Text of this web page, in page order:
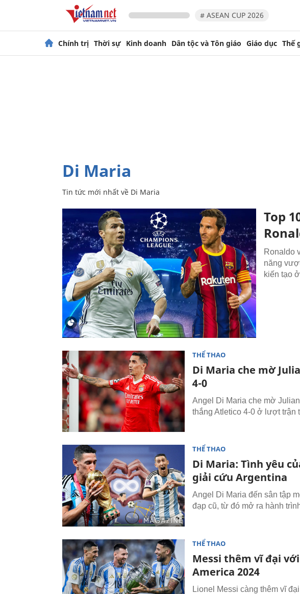
# ASEAN CUP 2026
Chính trị Thời sự Kinh doanh Dân tộc và Tôn giáo Giáo dục Thế
Di Maria
Tin tức mới nhất về Di Maria
Top
Ronaldo
năng
kiến tạo
THỂ THAO
Di Maria che mờ
4-0
Angel Di Maria che mờ
thắng Atletico 4-0 ở lượt trận
THỂ THAO
Di Maria: Tình yêu
giải cứu Argentina
Angel Di Maria đến sân tập
đạp cũ, từ đó mở ra hành
THỂ THAO
Messi thêm vĩ đại
America 2024
Lionel Messi càng thêm vĩ